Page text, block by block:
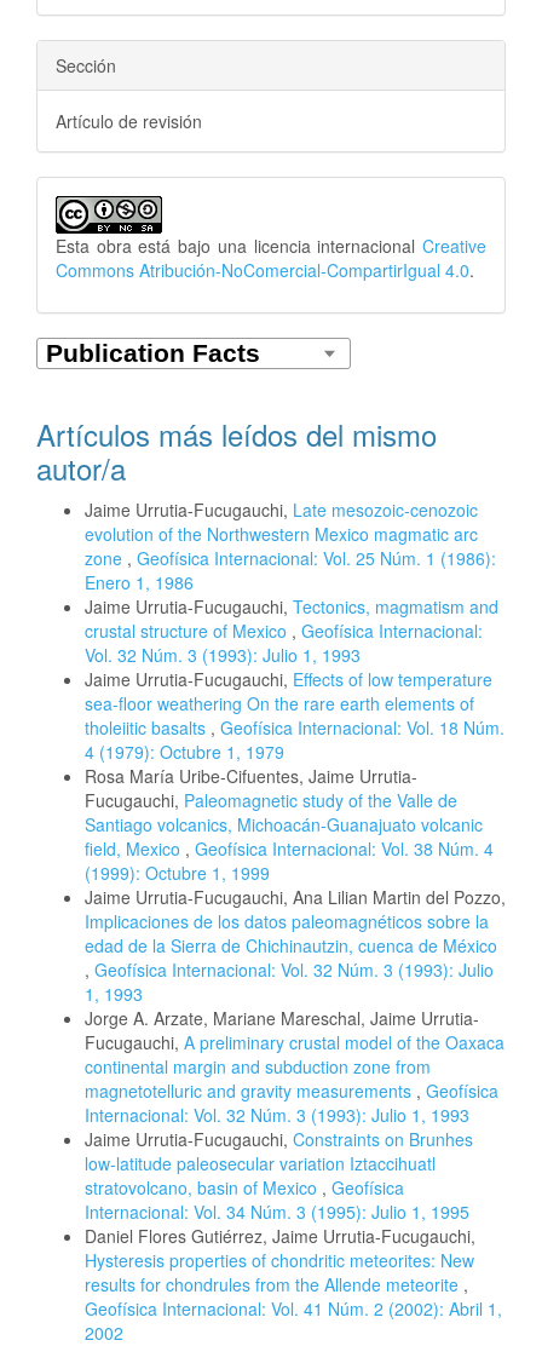
Sección
Artículo de revisión
Esta obra está bajo una licencia internacional Creative
Commons Atribución-NoComercial-CompartirIgual 4.0.
Artículos más leídos del mismo
autor/a
Jaime Urrutia-Fucugauchi, Late mesozoic-cenozoic
evolution of the Northwestern Mexico magmatic arc
zone , Geofísica Internacional: Vol. 25 Núm. 1 (1986):
Enero 1, 1986
Jaime Urrutia-Fucugauchi, Tectonics, magmatism and
crustal structure of Mexico , Geofísica Internacional:
Vol. 32 Núm. 3 (1993): Julio 1, 1993
Jaime Urrutia-Fucugauchi, Effects of low temperature
sea-floor weathering On the rare earth elements of
tholeiitic basalts , Geofísica Internacional: Vol. 18 Núm.
4 (1979): Octubre 1, 1979
Rosa María Uribe-Cifuentes, Jaime Urrutia-
Fucugauchi, Paleomagnetic study of the Valle de
Santiago volcanics, Michoacán-Guanajuato volcanic
field, Mexico , Geofísica Internacional: Vol. 38 Núm. 4
(1999): Octubre 1, 1999
Jaime Urrutia-Fucugauchi, Ana Lilian Martin del Pozzo,
Implicaciones de los datos paleomagnéticos sobre la
edad de la Sierra de Chichinautzin, cuenca de México
, Geofísica Internacional: Vol. 32 Núm. 3 (1993): Julio
1, 1993
Jorge A. Arzate, Mariane Mareschal, Jaime Urrutia-
Fucugauchi, A preliminary crustal model of the Oaxaca
continental margin and subduction zone from
magnetotelluric and gravity measurements , Geofísica
Internacional: Vol. 32 Núm. 3 (1993): Julio 1, 1993
Jaime Urrutia-Fucugauchi, Constraints on Brunhes
low-latitude paleosecular variation Iztaccihuatl
stratovolcano, basin of Mexico , Geofísica
Internacional: Vol. 34 Núm. 3 (1995): Julio 1, 1995
Daniel Flores Gutiérrez, Jaime Urrutia-Fucugauchi,
Hysteresis properties of chondritic meteorites: New
results for chondrules from the Allende meteorite ,
Geofísica Internacional: Vol. 41 Núm. 2 (2002): Abril 1,
2002